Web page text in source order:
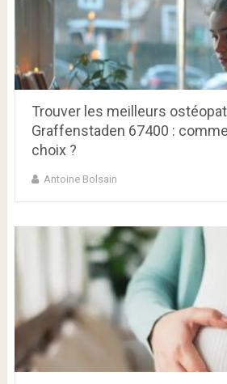
Trouver les meilleurs
Graffenstaden 67400 :
choix ?
Antoine Bolsain